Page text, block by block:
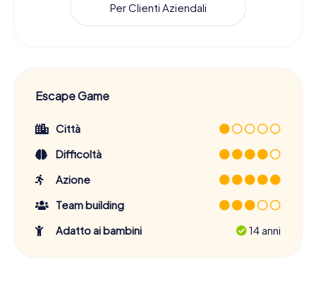
Per Clienti Aziendali
Escape Game
Città
Difficoltà
Azione
Team building
Adatto ai bambini
14 anni